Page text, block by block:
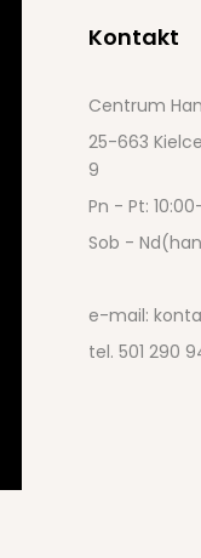
Kontakt
Centrum
25-663
9
Pn - Pt:
Sob -
e-mail:
tel. 501 290